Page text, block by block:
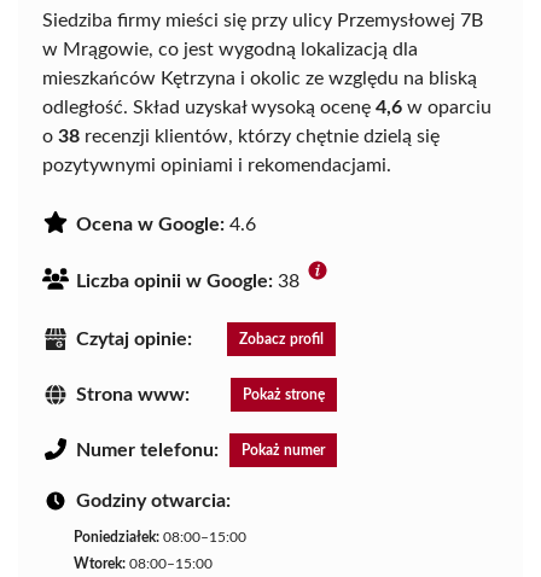
Siedziba firmy mieści się przy ulicy Przemysłowej 7B
w Mrągowie, co jest wygodną lokalizacją dla
mieszkańców Kętrzyna i okolic ze względu na bliską
odległość. Skład uzyskał wysoką ocenę 4,6 w oparciu
o 38 recenzji klientów, którzy chętnie dzielą się
pozytywnymi opiniami i rekomendacjami.
Ocena w Google: 4.6
Liczba opinii w Google: 38
Czytaj opinie: Zobacz profil
Strona www: Pokaż stronę
Numer telefonu: Pokaż numer
Godziny otwarcia:
Poniedziałek: 08:00–15:00
Wtorek: 08:00–15:00